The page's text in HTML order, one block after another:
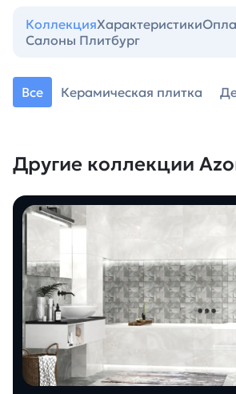
КоллекцияХарактеристики
Салоны Плитбург
Все Керамическая плитка
Другие коллекции